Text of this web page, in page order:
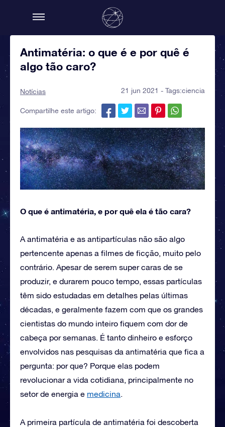
Antimatéria: o que é e por quê é
algo tão caro?
Notícias 21 jun 2021 - Tags:ciencia
Compartilhe este artigo:
O que é antimatéria, e por quê ela é tão cara?
A antimatéria e as antipartículas não são algo
pertencente apenas a filmes de ficção, muito pelo
contrário. Apesar de serem super caras de se
produzir, e durarem pouco tempo, essas partículas
têm sido estudadas em detalhes pelas últimas
décadas, e geralmente fazem com que os grandes
cientistas do mundo inteiro fiquem com dor de
cabeça por semanas. É tanto dinheiro e esforço
envolvidos nas pesquisas da antimatéria que fica a
pergunta: por que? Porque elas podem
revolucionar a vida cotidiana, principalmente no
setor de energia e medicina.
A primeira partícula de antimatéria foi descoberta